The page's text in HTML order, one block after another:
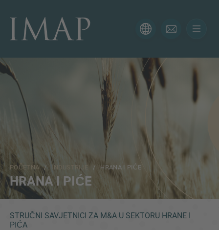
POČETNA / INDUSTRIJE / HRANA I PIĆE
HRANA I PIĆE
STRUČNI SAVJETNICI ZA M&A U SEKTORU HRANE I
PIĆA
KONTAKTIRAJTE NAS
Hvala vam na interesovanju za IMAP. Koristite obrazac
ispod da nam kažete više o vašoj trenutnoj situaciji i
naši će vam se stručnjaci javiti u najkraćem mogućem
roku.
Ime
Email